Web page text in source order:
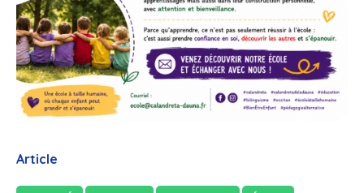
Article